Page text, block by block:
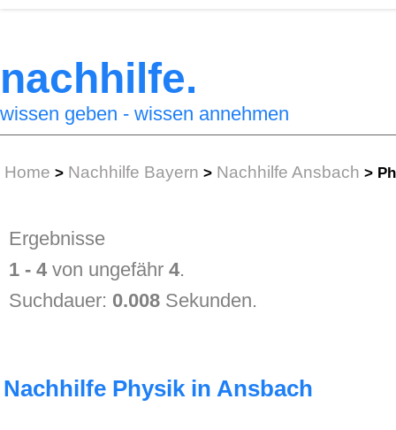
nachhilfe.
wissen geben - wissen annehmen
Home > Nachhilfe Bayern > Nachhilfe Ansbach >
Ergebnisse
1 - 4 von ungefähr4.
Suchdauer: 0.008 Sekunden.
Nachhilfe Physik in Ansbach